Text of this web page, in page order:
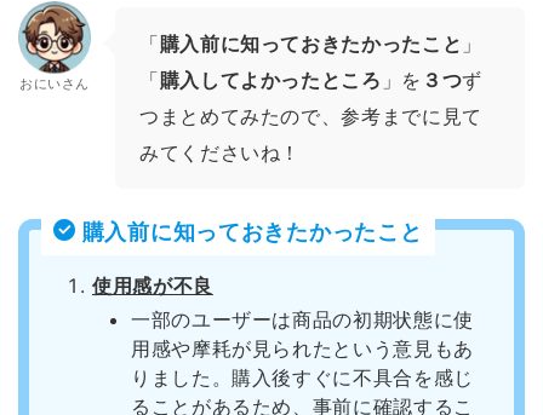
おにいさん
「購入前に知っておきたかったこと 」
「購入してよかったところ 」を ３つず
つまとめてみたので、参考までに見て
みてくださいね！
購入前に知っておきたかったこと
使用感が不良
一部のユーザーは商品の初期状態に使
用感や摩耗が見られたという意見もあ
りました。購入後すぐに不具合を感じ
ることがあるため、事前に確認するこ